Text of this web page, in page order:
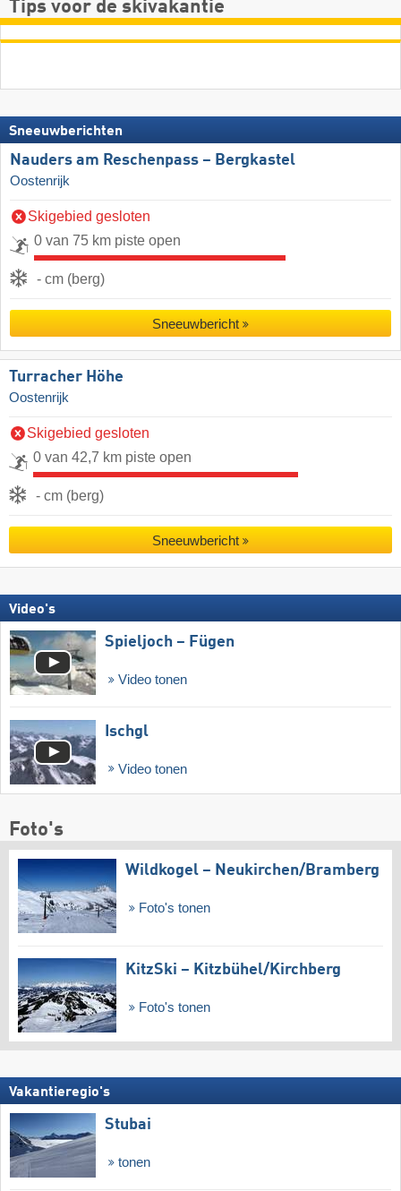
Tips voor de skivakantie
Sneeuwberichten
Nauders am Reschenpass – Bergkastel
Oostenrijk
Skigebied gesloten
0 van 75 km piste open
- cm (berg)
Sneeuwbericht
Turracher Höhe
Oostenrijk
Skigebied gesloten
0 van 42,7 km piste open
- cm (berg)
Sneeuwbericht
Video's
Spieljoch – Fügen
Video tonen
Ischgl
Video tonen
Foto's
Wildkogel – Neukirchen/​Bramberg
Foto's tonen
KitzSki – Kitzbühel/​Kirchberg
Foto's tonen
Vakantieregio's
Stubai
tonen